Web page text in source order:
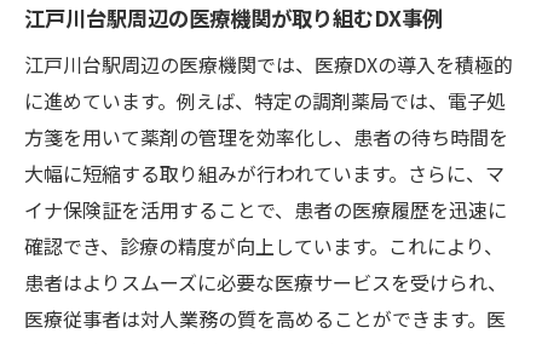
江戸川台駅周辺の医療機関が取り組むDX事例
江戸川台駅周辺の医療機関では、医療DXの導入を積極的
に進めています。例えば、特定の調剤薬局では、電子処
方箋を用いて薬剤の管理を効率化し、患者の待ち時間を
大幅に短縮する取り組みが行われています。さらに、マ
イナ保険証を活用することで、患者の医療履歴を迅速に
確認でき、診療の精度が向上しています。これにより、
患者はよりスムーズに必要な医療サービスを受けられ、
医療従事者は対人業務の質を高めることができます。医